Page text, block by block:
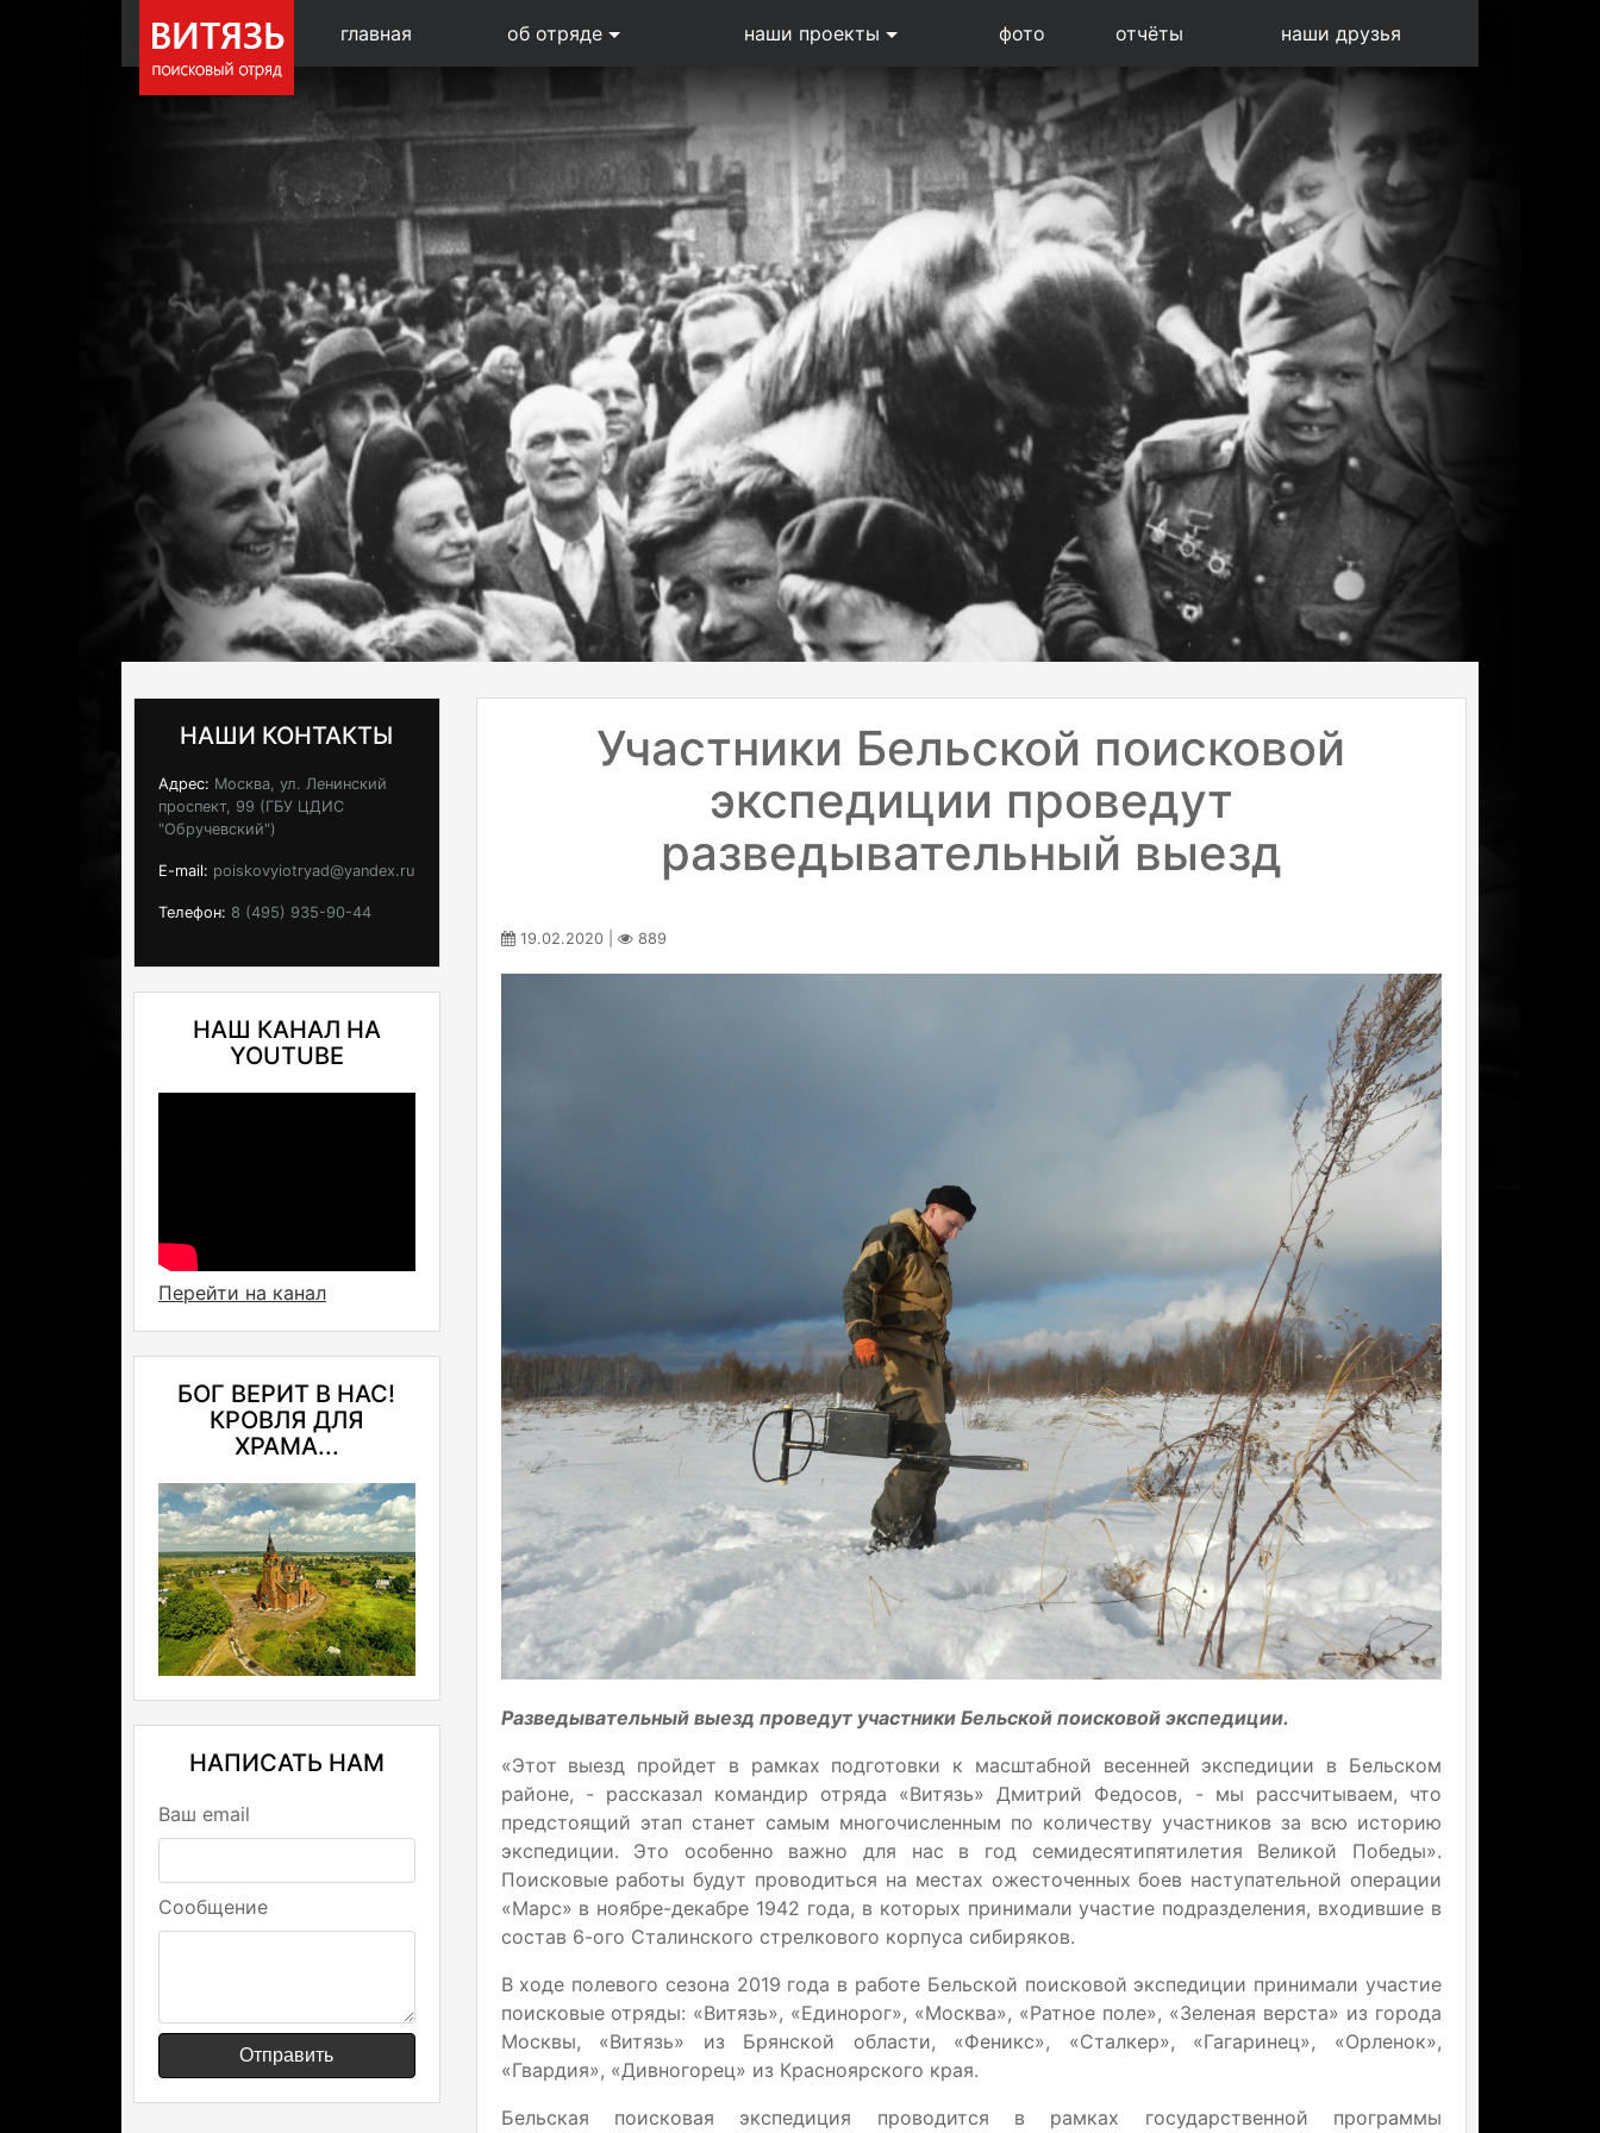
главная об отряде наши проекты фото отчёты наши друзья
НАШИ КОНТАКТЫ
Адрес: Москва, ул. Ленинский
проспект, 99 (ГБУ ЦДИС
"Обручевский")
E-mail: poiskovyiotryad@yandex.ru
Телефон: 8 (495) 935-90-44
НАШ КАНАЛ НА
YOUTUBE
Перейти на канал
БОГ ВЕРИТ В НАС!
КРОВЛЯ ДЛЯ
ХРАМА...
НАПИСАТЬ НАМ
Ваш email
Сообщение
Отправить
Участники Бельской поисковой
экспедиции проведут
разведывательный выезд
19.02.2020 | 889
Разведывательный выезд проведут участники Бельской поисковой экспедиции.
«Этот выезд пройдет в рамках подготовки к масштабной весенней экспедиции в Бельском
районе, - рассказал командир отряда «Витязь» Дмитрий Федосов, - мы рассчитываем, что
предстоящий этап станет самым многочисленным по количеству участников за всю историю
экспедиции. Это особенно важно для нас в год семидесятипятилетия Великой Победы».
Поисковые работы будут проводиться на местах ожесточенных боев наступательной операции
«Марс» в ноябре-декабре 1942 года, в которых принимали участие подразделения, входившие в
состав 6-ого Сталинского стрелкового корпуса сибиряков.
В ходе полевого сезона 2019 года в работе Бельской поисковой экспедиции принимали участие
поисковые отряды: «Витязь», «Единорог», «Москва», «Ратное поле», «Зеленая верста» из города
Москвы, «Витязь» из Брянской области, «Феникс», «Сталкер», «Гагаринец», «Орленок»,
«Гвардия», «Дивногорец» из Красноярского края.
Бельская поисковая экспедиция проводится в рамках государственной программы